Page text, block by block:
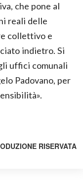
che pone al
reali delle
collettivo e
indietro. Si
uffici comunali
Padovano, per
RISERVATA